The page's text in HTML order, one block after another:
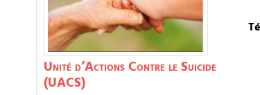
Unité d’Actions Contre le Suicide
(UACS)